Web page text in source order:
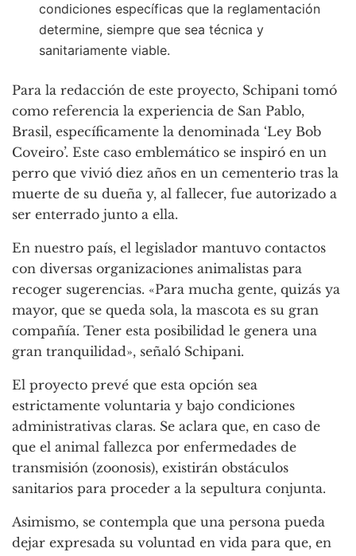
condiciones específicas que la reglamentación
determine, siempre que sea técnica y
sanitariamente viable.
Para la redacción de este proyecto, Schipani tomó
como referencia la experiencia de San Pablo,
Brasil, específicamente la denominada ‘Ley Bob
Coveiro’. Este caso emblemático se inspiró en un
perro que vivió diez años en un cementerio tras la
muerte de su dueña y, al fallecer, fue autorizado a
ser enterrado junto a ella.
En nuestro país, el legislador mantuvo contactos
con diversas organizaciones animalistas para
recoger sugerencias. «Para mucha gente, quizás ya
mayor, que se queda sola, la mascota es su gran
compañía. Tener esta posibilidad le genera una
gran tranquilidad», señaló Schipani.
El proyecto prevé que esta opción sea
estrictamente voluntaria y bajo condiciones
administrativas claras. Se aclara que, en caso de
que el animal fallezca por enfermedades de
transmisión (zoonosis), existirán obstáculos
sanitarios para proceder a la sepultura conjunta.
Asimismo, se contempla que una persona pueda
dejar expresada su voluntad en vida para que, en